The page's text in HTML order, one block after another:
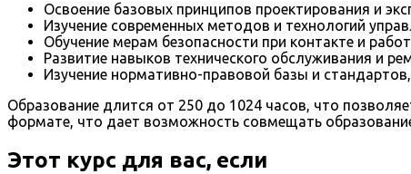
Освоение базовых принципов проектирования и
Изучение современных методов и технологий
Обучение мерам безопасности при контакте и
Развитие навыков технического обслуживания и
Изучение нормативно-правовой базы и
Образование длится от 250 до 1024 часов, что
формате, что дает возможность совмещать
Этот курс для вас, если